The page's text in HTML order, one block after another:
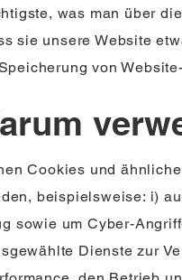
was man über
sie unsere Website
von
Cookies und
beispielsweise: i)
sowie um Cyber-
Dienste zur